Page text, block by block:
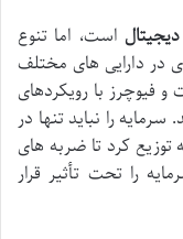
است، اما تنوع
در دارایی های مختلف
فیوچرز با رویکردهای
را نباید تنها در
توزیع کرد تا ضربه های
را تحت تأثیر قرار